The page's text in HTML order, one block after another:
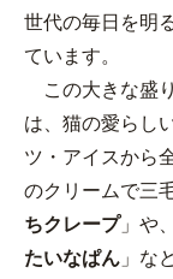
パウダースペース
ソフトバンクギフト
世代の毎日を明
ています。
この大きな盛
は、猫の愛らし
ツ・アイスから
のクリームで三
ちクレープ」や
たいなぱん 」な